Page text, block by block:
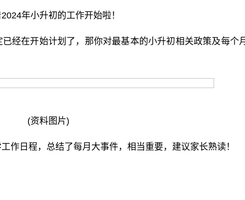
年小升初的工作开始啦！
经在开始计划了，那你对最基本的小升初相关政策及每个
(资料图片)
作日程，总结了每月大事件，相当重要，建议家长熟读！